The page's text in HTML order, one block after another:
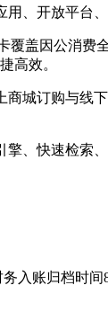
、开放平台
盖因公消
高效。
城订购与线
擎、快速检索
账归档时